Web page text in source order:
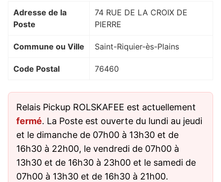
Adresse de la
Poste
74 RUE DE LA CROIX DE
PIERRE
Commune ou Ville Saint-Riquier-ès-Plains
Code Postal 76460
Relais Pickup ROLSKAFEE est actuellement
fermé. La Poste est ouverte du lundi au jeudi
et le dimanche de 07h00 à 13h30 et de
16h30 à 22h00, le vendredi de 07h00 à
13h30 et de 16h30 à 23h00 et le samedi de
07h00 à 13h30 et de 16h30 à 21h00.